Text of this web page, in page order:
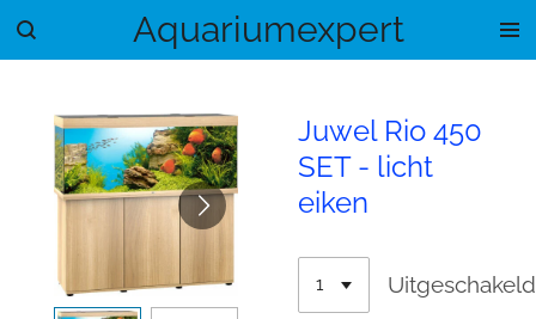
Ga
hoofdinhoud
Aquariumexpert
Juwel Rio 450
SET - licht
eiken
Uitgeschakeld